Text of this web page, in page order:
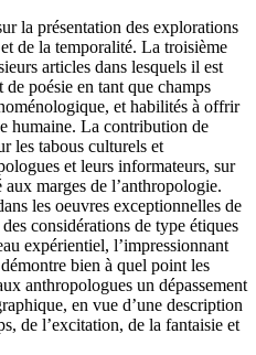
la présentation des explorations
de la temporalité. La troisième
articles dans lesquels il est
poésie en tant que champs
et habilités à offrir
humaine. La contribution de
les tabous culturels et
et leurs informateurs, sur
marges de l’anthropologie.
les oeuvres exceptionnelles de
considérations de type étiques
expérientiel, l’impressionnant
bien à quel point les
anthropologues un dépassement
en vue d’une description
de l’excitation, de la fantaisie et